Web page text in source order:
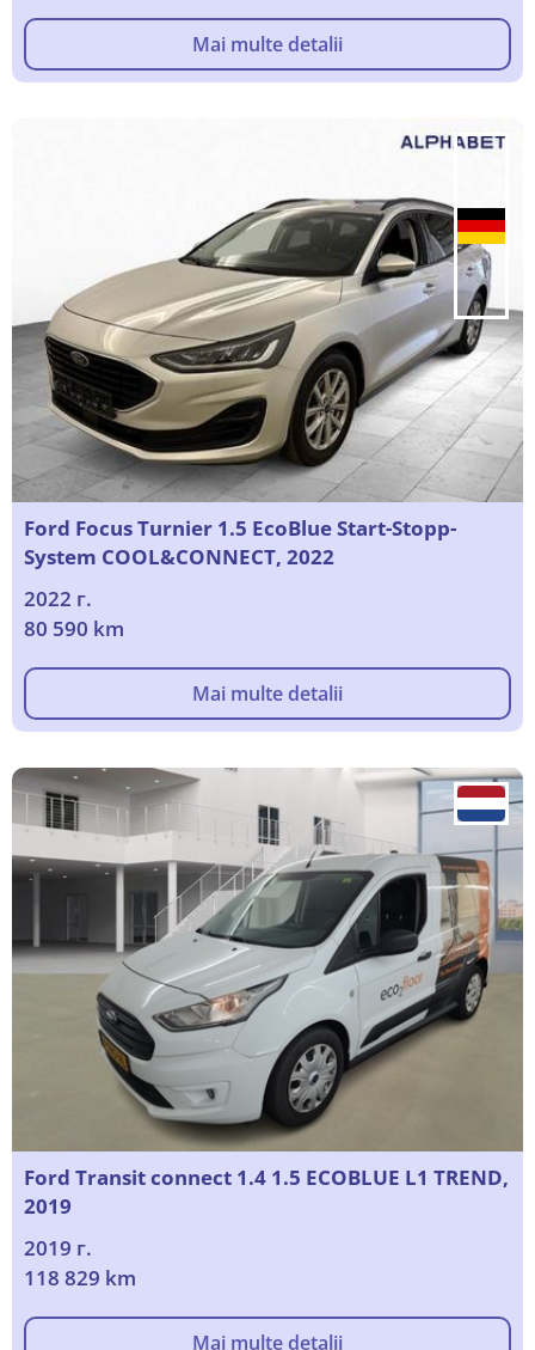
Mai multe detalii
Ford Focus Turnier 1.5 EcoBlue Start-Stopp-
System COOL&CONNECT, 2022
2022 г.
80 590 km
Mai multe detalii
Ford Transit connect 1.4 1.5 ECOBLUE L1 TREND,
2019
2019 г.
118 829 km
Mai multe detalii